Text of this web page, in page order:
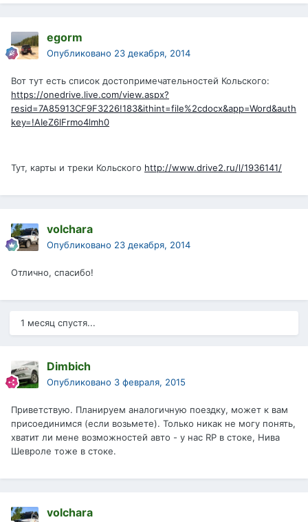
egorm
Опубликовано 23 декабря, 2014
Вот тут есть список достопримечательностей Кольского:
https://onedrive.live.com/view.aspx?
resid=7A85913CF9F3226!183&ithint=file%2cdocx&app=Word&auth
key=!AIeZ6lFrmo4lmh0
Тут, карты и треки Кольского http://www.drive2.ru/l/1936141/
volchara
Опубликовано 23 декабря, 2014
Отлично, спасибо!
1 месяц спустя...
Dimbich
Опубликовано 3 февраля, 2015
Приветствую. Планируем аналогичную поездку, может к вам
присоединимся (если возьмете). Только никак не могу понять,
хватит ли мене возможностей авто - у нас RP в стоке, Нива
Шевроле тоже в стоке.
volchara